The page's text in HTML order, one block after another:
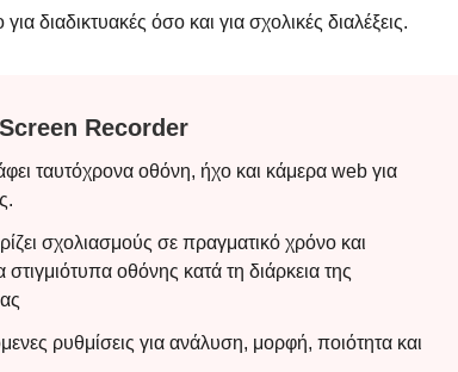
διαδικτυακές όσο και για σχολικές διαλέξεις.
Recorder
ταυτόχρονα οθόνη, ήχο και κάμερα web για
σχολιασμούς σε πραγματικό χρόνο και
οθόνης κατά τη διάρκεια της
ρυθμίσεις για ανάλυση, μορφή, ποιότητα και